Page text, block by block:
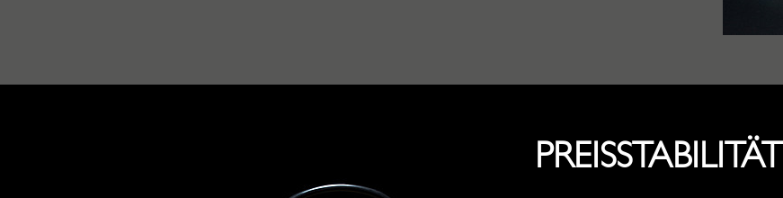
PREISSTABILITÄT